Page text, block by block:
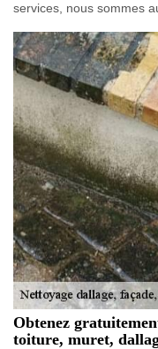
services, nous sommes
Obtenez
toiture, muret,